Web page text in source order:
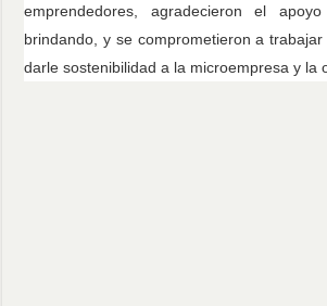
emprendedores, agradecieron el
brindando, y se comprometieron a
darle sostenibilidad a la microempresa y la